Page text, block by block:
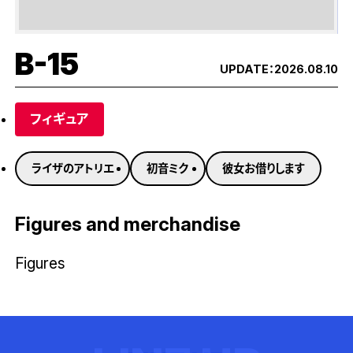
B-15 UPDATE：2026.08.10
フィギュア
ライザのアトリエ 初音ミク 彼女お借りします
Figures and merchandise
Figures